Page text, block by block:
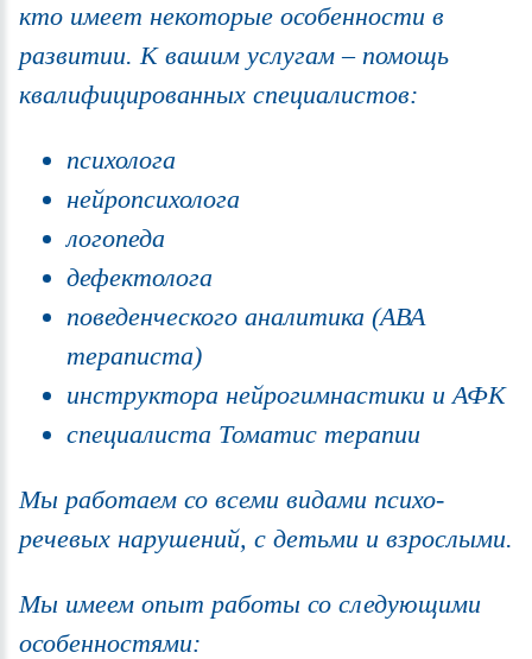
кто имеет некоторые особенности в
развитии. К вашим услугам – помощь
квалифицированных специалистов:
психолога
нейропсихолога
логопеда
дефектолога
поведенческого аналитика (АВА
тераписта)
инструктора нейрогимнастики и АФК
специалиста Томатис терапии
Мы работаем со всеми видами психо-
речевых нарушений, с детьми и взрослыми.
Мы имеем опыт работы со следующими
особенностями: